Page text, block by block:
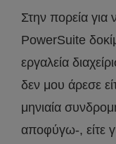
Στην πορεία
PowerSuite
εργαλεία
δεν μου άρεσε
μηνιαία
αποφύγω-, είτε